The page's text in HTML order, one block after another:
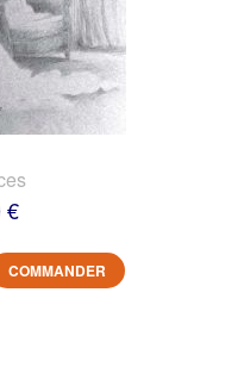
€
COMMANDER